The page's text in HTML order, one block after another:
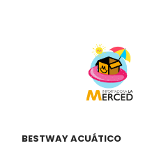
BESTWAY ACUÁTICO